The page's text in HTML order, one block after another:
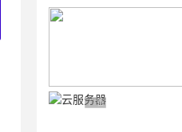
广告 商业广告，理性选择